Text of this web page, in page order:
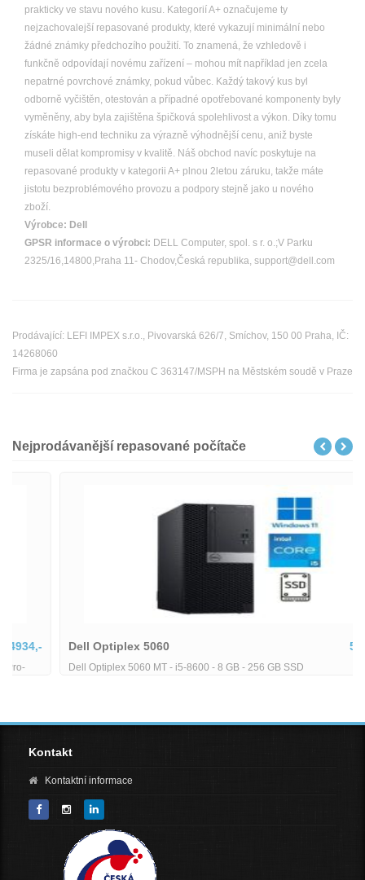
prakticky ve stavu nového kusu. Kategorií A+ označujeme ty
nejzachovalejší repasované produkty, které vykazují minimální nebo
žádné známky předchozího použití. To znamená, že vzhledově i
funkčně odpovídají novému zařízení – mohou mít například jen zcela
nepatrné povrchové známky, pokud vůbec. Každý takový kus byl
odborně vyčištěn, otestován a případné opotřebované komponenty byly
vyměněny, aby byla zajištěna špičková spolehlivost a výkon. Díky tomu
získáte high-end techniku za výrazně výhodnější cenu, aniž byste
museli dělat kompromisy v kvalitě. Náš obchod navíc poskytuje na
repasované produkty v kategorii A+ plnou 2letou záruku, takže máte
jistotu bezproblémového provozu a podpory stejně jako u nového
zboží.
Výrobce: Dell
GPSR informace o výrobci: DELL Computer, spol. s r. o.;V Parku
2325/16,14800,Praha 11- Chodov,Česká republika, support@dell.com
Prodávající: LEFI IMPEX s.r.o., Pivovarská 626/7, Smíchov, 150 00 Praha, IČ:
14268060
Firma je zapsána pod značkou C 363147/MSPH na Městském soudě v Praze
Nejprodávanější repasované počítače
Dell Optiplex 5060
Dell Optiplex 5060 MT - i5-8600 - 8 GB - 256 GB SSD
Kontakt
Kontaktní informace